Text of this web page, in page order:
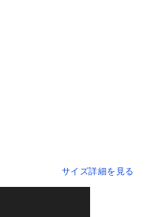
サイズ詳細を見る